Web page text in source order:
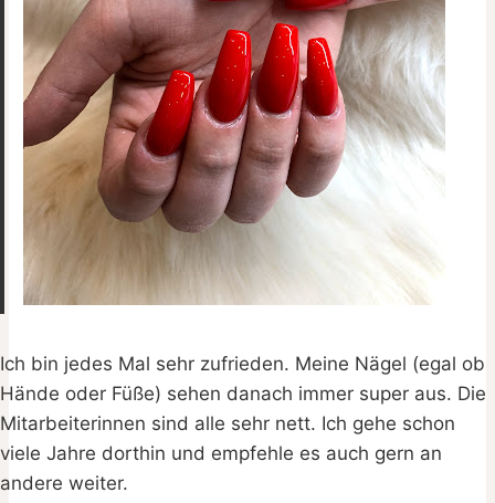
Ich bin jedes Mal sehr zufrieden. Meine Nägel (egal ob
Hände oder Füße) sehen danach immer super aus. Die
Mitarbeiterinnen sind alle sehr nett. Ich gehe schon
viele Jahre dorthin und empfehle es auch gern an
andere weiter.